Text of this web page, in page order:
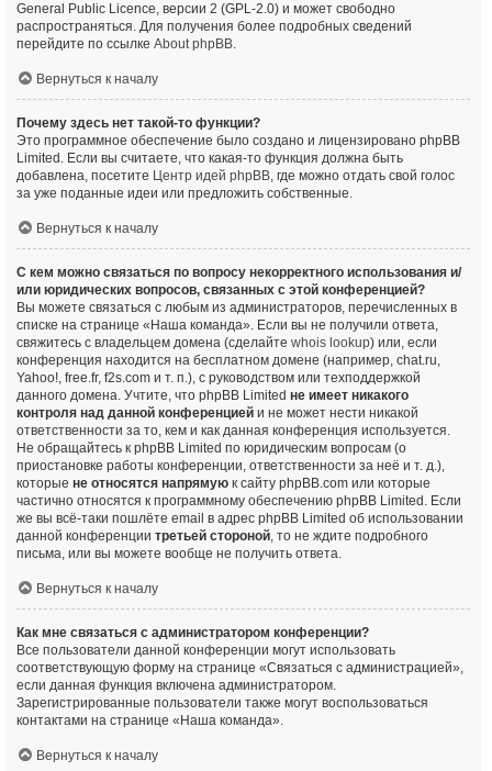
General Public Licence, версии 2 (GPL-2.0) и может свободно
распространяться. Для получения более подробных сведений
перейдите по ссылке About phpBB.
Вернуться к началу
Почему здесь нет такой-то функции?
Это программное обеспечение было создано и лицензировано phpBB
Limited. Если вы считаете, что какая-то функция должна быть
добавлена, посетите Центр идей phpBB, где можно отдать свой голос
за уже поданные идеи или предложить собственные.
Вернуться к началу
С кем можно связаться по вопросу некорректного использования и/
или юридических вопросов, связанных с этой конференцией?
Вы можете связаться с любым из администраторов, перечисленных в
списке на странице «Наша команда». Если вы не получили ответа,
свяжитесь с владельцем домена (сделайте whois lookup) или, если
конференция находится на бесплатном домене (например, chat.ru,
Yahoo!, free.fr, f2s.com и т. п.), с руководством или техподдержкой
данного домена. Учтите, что phpBB Limited не имеет никакого
контроля над данной конференцией и не может нести никакой
ответственности за то, кем и как данная конференция используется.
Не обращайтесь к phpBB Limited по юридическим вопросам (о
приостановке работы конференции, ответственности за неё и т. д.),
которые не относятся напрямую к сайту phpBB.com или которые
частично относятся к программному обеспечению phpBB Limited. Если
же вы всё-таки пошлёте email в адрес phpBB Limited об использовании
данной конференции третьей стороной, то не ждите подробного
письма, или вы можете вообще не получить ответа.
Вернуться к началу
Как мне связаться с администратором конференции?
Все пользователи данной конференции могут использовать
соответствующую форму на странице «Связаться с администрацией»,
если данная функция включена администратором.
Зарегистрированные пользователи также могут воспользоваться
контактами на странице «Наша команда».
Вернуться к началу